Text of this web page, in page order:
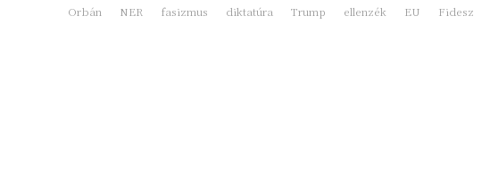
Orbán NER fasizmus diktatúra Trump ellenzék EU Fidesz